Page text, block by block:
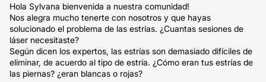
Hola Sylvana bienvenida a nuestra comunidad!
Nos alegra mucho tenerte con nosotros y que hayas
solucionado el problema de las estrías. ¿Cuantas sesiones de
láser necesitaste?
Según dicen los expertos, las estrías son demasiado difíciles de
eliminar, de acuerdo al tipo de estría. ¿Cómo eran tus estrías de
las piernas? ¿eran blancas o rojas?